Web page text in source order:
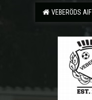
VEBERÖDS AIF